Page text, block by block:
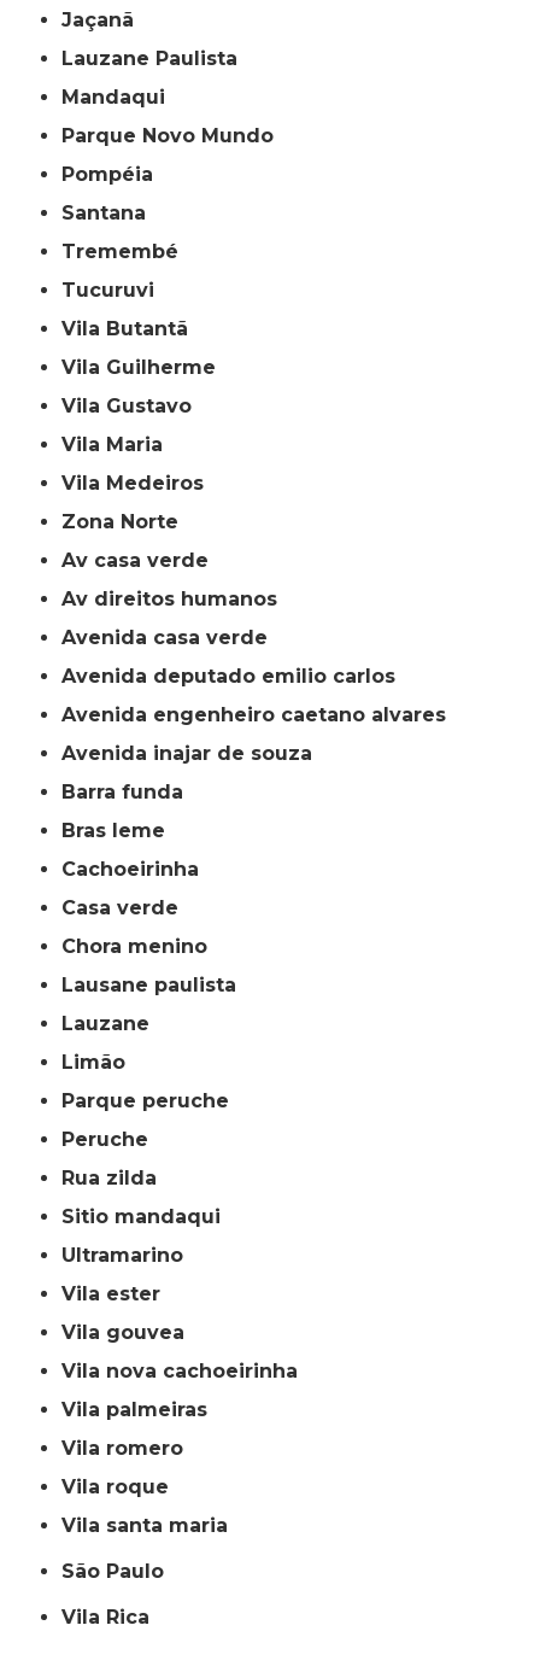
Jaçanã
Lauzane Paulista
Mandaqui
Parque Novo Mundo
Pompéia
Santana
Tremembé
Tucuruvi
Vila Butantã
Vila Guilherme
Vila Gustavo
Vila Maria
Vila Medeiros
Zona Norte
av casa verde
av direitos humanos
avenida casa verde
avenida deputado emilio carlos
avenida engenheiro caetano alvares
avenida inajar de souza
barra funda
bras leme
cachoeirinha
casa verde
chora menino
lausane paulista
lauzane
limão
parque peruche
peruche
rua zilda
sitio mandaqui
ultramarino
vila ester
vila gouvea
vila nova cachoeirinha
vila palmeiras
vila romero
vila roque
vila santa maria
São Paulo
Vila Rica